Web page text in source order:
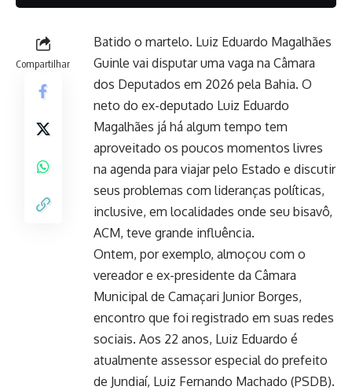
Compartilhar
Batido o martelo. Luiz Eduardo Magalhães
Guinle vai disputar uma vaga na Câmara
dos Deputados em 2026 pela Bahia. O
neto do ex-deputado Luiz Eduardo
Magalhães já há algum tempo tem
aproveitado os poucos momentos livres
na agenda para viajar pelo Estado e discutir
seus problemas com lideranças políticas,
inclusive, em localidades onde seu bisavô,
ACM, teve grande influência.
Ontem, por exemplo, almoçou com o
vereador e ex-presidente da Câmara
Municipal de Camaçari Junior Borges,
encontro que foi registrado em suas redes
sociais. Aos 22 anos, Luiz Eduardo é
atualmente assessor especial do prefeito
de Jundiaí, Luiz Fernando Machado (PSDB).